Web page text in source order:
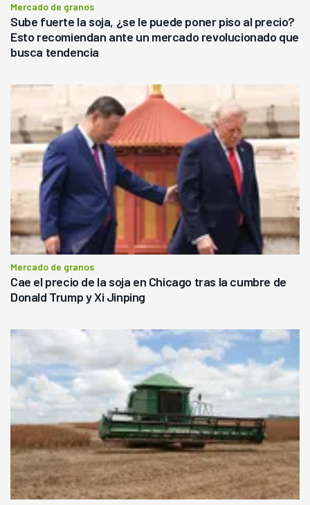
Mercado de granos
Sube fuerte la soja, ¿se le puede poner piso al precio?
Esto recomiendan ante un mercado revolucionado que
busca tendencia
Mercado de granos
Cae el precio de la soja en Chicago tras la cumbre de
Donald Trump y Xi Jinping